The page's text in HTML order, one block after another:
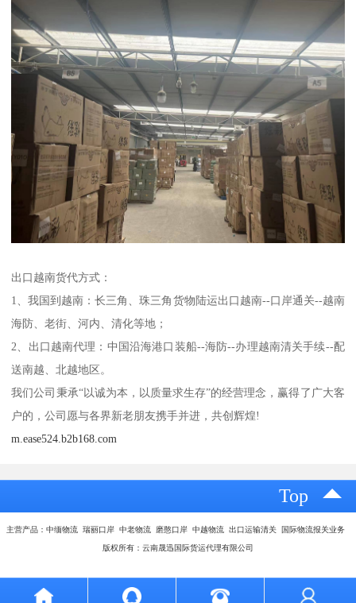
出口越南货代方式：
1、我国到越南：长三角、珠三角货物陆运出口越南--口岸通关--越南
海防、老街、河内、清化等地；
2、出口越南代理：中国沿海港口装船--海防--办理越南清关手续--配
送南越、北越地区。
我们公司秉承“以诚为本，以质量求生存”的经营理念，赢得了广大客
户的，公司愿与各界新老朋友携手并进，共创辉煌!
m.ease524.b2b168.com
Top
主营产品：中缅物流 瑞丽口岸 中老物流 磨憨口岸 中越物流 出口运输清关 国际物流报关业务
版权所有：云南晟迅国际货运代理有限公司